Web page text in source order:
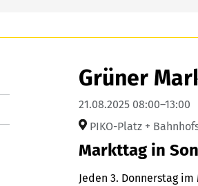
Grüner
21.08.2025 08:00–13:00
PIKO-Platz +
Markttag in
Jeden 3. Donnerstag